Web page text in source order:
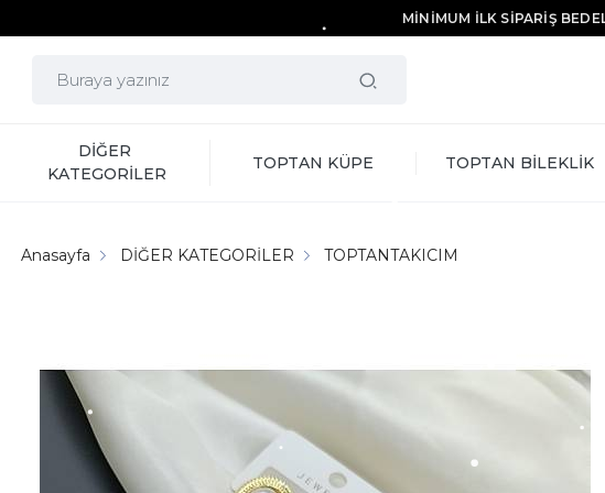
MİNİMUM İLK SİPARİŞ
DİĞER
KATEGORİLER
TOPTAN KÜPE TOPTAN BİLEKLİK
Anasayfa DİĞER KATEGORİLER TOPTANTAKICIM